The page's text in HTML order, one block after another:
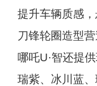
提升车辆质感
刀锋轮圈造型
哪吒U·智还提
瑞紫、冰川蓝